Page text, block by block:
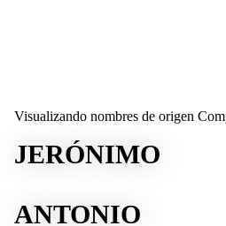
Visualizando nombres de origen
JERÓNIMO
ANTONIO